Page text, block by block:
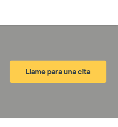
Llame para una cita